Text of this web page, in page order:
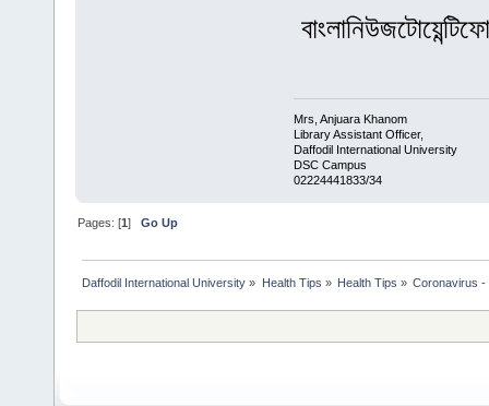
Mrs, Anjuara Khanom
Library Assistant Officer,
Daffodil International University
DSC Campus
02224441833/34
Pages: [1]Go Up
Daffodil International University » Health Tips » Health Tips » Coronavirus -